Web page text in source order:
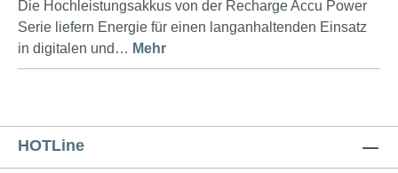
Die Hochleistungsakkus von der Recharge Accu Power
Serie liefern Energie für einen langanhaltenden Einsatz
in digitalen und… Mehr
HOTLine